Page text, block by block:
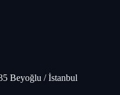
Beyoğlu / İstanbul